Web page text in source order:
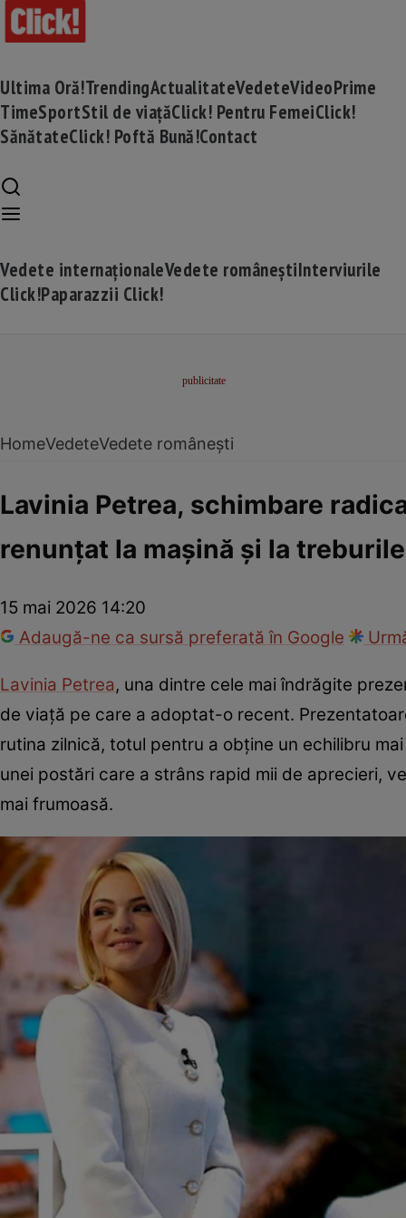
Ultima Oră!TrendingActualitateVedeteVideoPrime
TimeSportStil de viațăClick! Pentru FemeiClick!
SănătateClick! Poftă Bună!Contact
Vedete internaționaleVedete româneștiInterviurile
Click!Paparazzii Click!
HomeVedeteVedete românești
Lavinia Petrea, schimbare
renunțat la mașină și la
15 mai 2026 14:20
Adaugă-ne ca sursă preferată în Google
Lavinia Petrea, una dintre cele mai îndrăgite
de viață pe care a adoptat-o recent.
rutina zilnică, totul pentru a obține un echilibru
unei postări care a strâns rapid mii de aprecieri,
mai frumoasă.